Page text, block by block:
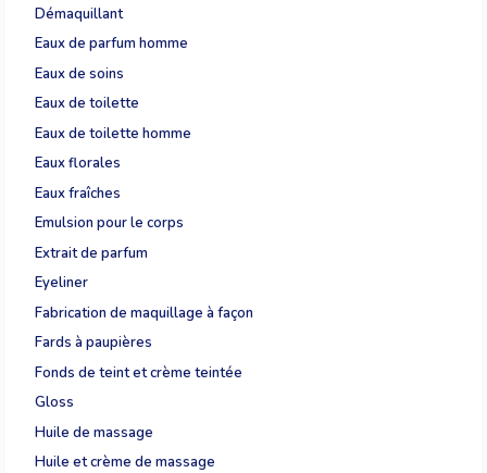
Démaquillant
Eaux de parfum homme
Eaux de soins
Eaux de toilette
Eaux de toilette homme
Eaux florales
Eaux fraîches
Emulsion pour le corps
Extrait de parfum
Eyeliner
Fabrication de maquillage à façon
Fards à paupières
Fonds de teint et crème teintée
Gloss
Huile de massage
Huile et crème de massage